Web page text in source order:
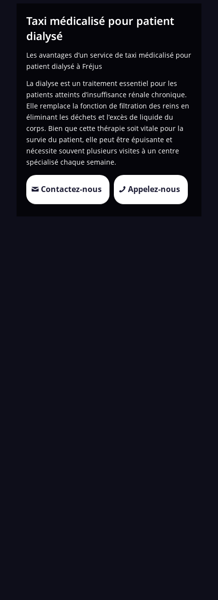
Taxi médicalisé pour patient
dialysé
Les avantages d’un service de taxi médicalisé pour
patient dialysé à Fréjus
La dialyse est un traitement essentiel pour les
patients atteints d’insuffisance rénale chronique.
Elle remplace la fonction de filtration des reins en
éliminant les déchets et l’excès de liquide du
corps. Bien que cette thérapie soit vitale pour la
survie du patient, elle peut être épuisante et
nécessite souvent plusieurs visites à un centre
spécialisé chaque semaine.
Contactez-nous Appelez-nous